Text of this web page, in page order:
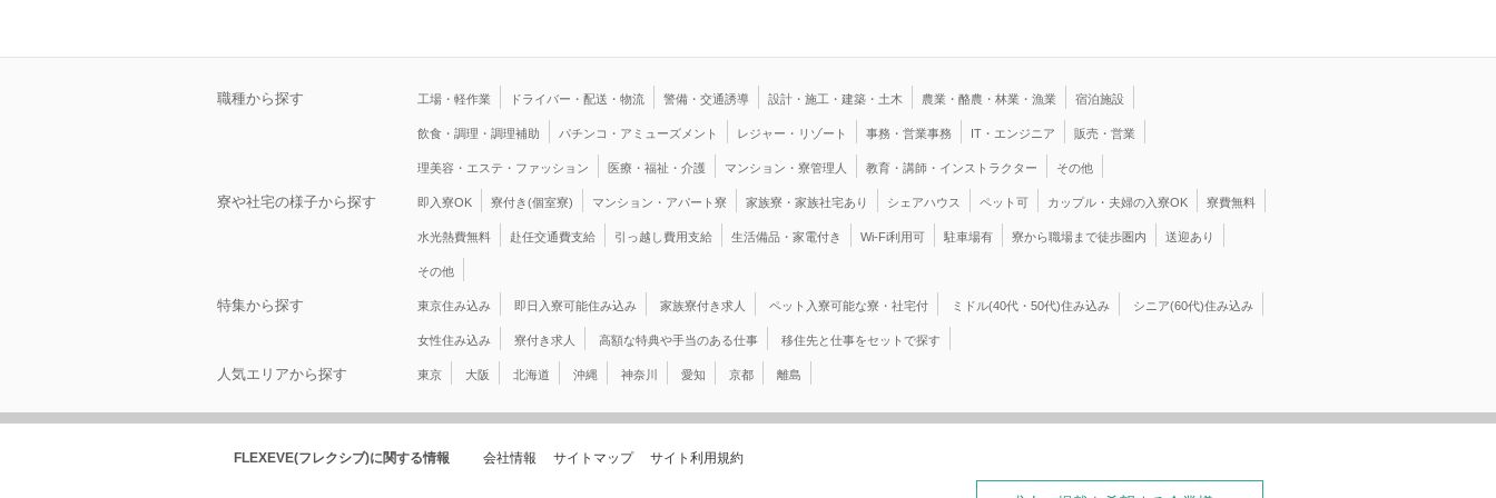
職種から探す 工場・軽作業 ドライバー・配送・物流 警備・交通誘導 設計・施工・建築・土木 農業・酪農・林業・漁業 宿泊施設
飲食・調理・調理補助 パチンコ・アミューズメント レジャー・リゾート 事務・営業事務 IT・エンジニア 販売・営業
理美容・エステ・ファッション 医療・福祉・介護 マンション・寮管理人 教育・講師・インストラクター その他
寮や社宅の様子から探す 即入寮OK 寮付き(個室寮) マンション・アパート寮 家族寮・家族社宅あり シェアハウス ペット可 カップル・夫婦の入寮OK 寮費無料
水光熱費無料 赴任交通費支給 引っ越し費用支給 生活備品・家電付き Wi-Fi利用可 駐車場有 寮から職場まで徒歩圏内 送迎あり
その他
特集から探す 東京住み込み 即日入寮可能住み込み 家族寮付き求人 ペット入寮可能な寮・社宅付 ミドル(40代・50代)住み込み シニア(60代)住み込み
女性住み込み 寮付き求人 高額な特典や手当のある仕事 移住先と仕事をセットで探す
人気エリアから探す 東京 大阪 北海道 沖縄 神奈川 愛知 京都 離島
FLEXEVE(フレクシブ)に関する情報 会社情報 サイトマップ サイト利用規約